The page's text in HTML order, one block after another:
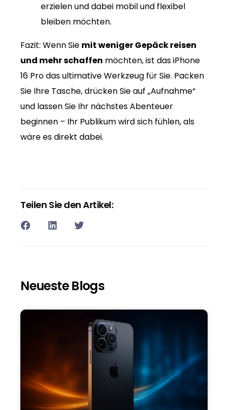
erzielen und dabei mobil und flexibel
bleiben möchten.
Fazit: Wenn Sie mit weniger Gepäck reisen
und mehr schaffen möchten, ist das iPhone
16 Pro das ultimative Werkzeug für Sie. Packen
Sie Ihre Tasche, drücken Sie auf „Aufnahme“
und lassen Sie Ihr nächstes Abenteuer
beginnen – Ihr Publikum wird sich fühlen, als
wäre es direkt dabei.
Teilen Sie den Artikel:
Neueste Blogs